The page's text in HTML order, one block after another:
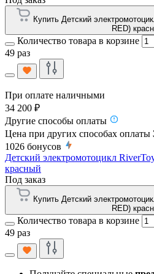
Купить Детский
RED)
Количество товара в корзине
49 раз
При оплате наличными
34 200 ₽
Другие способы оплаты
Цена при других способах оплаты
1026 бонусов
Детский электромотоцикл
красный
Под заказ
Купить Детский
RED)
Количество товара в корзине
49 раз